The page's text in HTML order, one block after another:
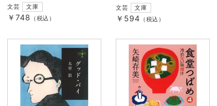
文芸 文庫
￥748 （税込）
文芸 文庫
￥594 （税込）